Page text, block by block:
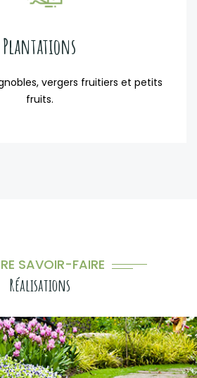
Plantations
vergers fruitiers et petits
fruits.
SAVOIR-FAIRE
Réalisations